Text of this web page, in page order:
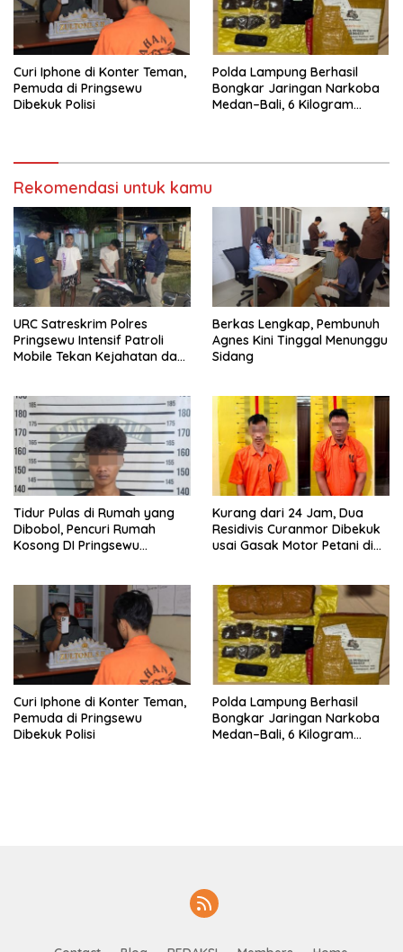
Curi Iphone di Konter Teman,
Pemuda di Pringsewu
Dibekuk Polisi
Polda Lampung Berhasil
Bongkar Jaringan Narkoba
Medan–Bali, 6 Kilogram
Rekomendasi untuk kamu
URC Satreskrim Polres
Pringsewu Intensif Patroli
Mobile Tekan Kejahatan dan
Berkas Lengkap, Pembunuh
Agnes Kini Tinggal Menunggu
Sidang
Tidur Pulas di Rumah yang
Dibobol, Pencuri Rumah
Kosong DI Pringsewu
Kurang dari 24 Jam, Dua
Residivis Curanmor Dibekuk
usai Gasak Motor Petani di
Curi Iphone di Konter Teman,
Pemuda di Pringsewu
Dibekuk Polisi
Polda Lampung Berhasil
Bongkar Jaringan Narkoba
Medan–Bali, 6 Kilogram